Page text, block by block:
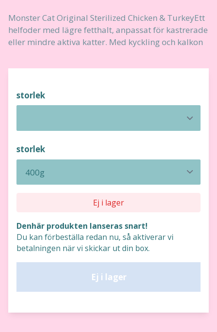
Monster Cat Original Sterilized Chicken & TurkeyEtt
helfoder med lägre fetthalt, anpassat för kastrerade
eller mindre aktiva katter. Med kyckling och kalkon
storlek
storlek
Ej i lager
Denhär produkten lanseras snart!
Du kan förbeställa redan nu, så aktiverar vi
betalningen när vi skickar ut din box.
Ej i lager